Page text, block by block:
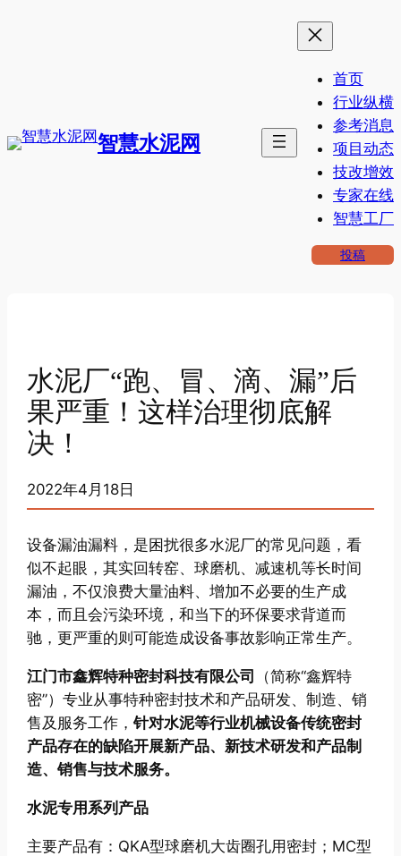
智慧水泥网
首页
行业纵横
参考消息
项目动态
技改增效
专家在线
智慧工厂
投稿
水泥厂“跑、冒、滴、漏”后
果严重！这样治理彻底解
决！
2022年4月18日
设备漏油漏料，是困扰很多水泥厂的常见问题，看
似不起眼，其实回转窑、球磨机、减速机等长时间
漏油，不仅浪费大量油料、增加不必要的生产成
本，而且会污染环境，和当下的环保要求背道而
驰，更严重的则可能造成设备事故影响正常生产。
江门市鑫辉特种密封科技有限公司
（简称“鑫辉特
密”）专业从事特种密封技术和产品研发、制造、销
售及服务工作，针对水泥等行业机械设备传统密封
产品存在的缺陷开展新产品、新技术研发和产品制
造、销售与技术服务。
水泥专用系列产品
主要产品有：QKA型球磨机大齿圈孔用密封；MC型